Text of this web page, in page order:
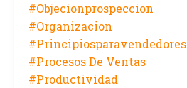
#objecionprospeccion
#organizacion
#principiosparavendedores
#procesos De Ventas
#productividad